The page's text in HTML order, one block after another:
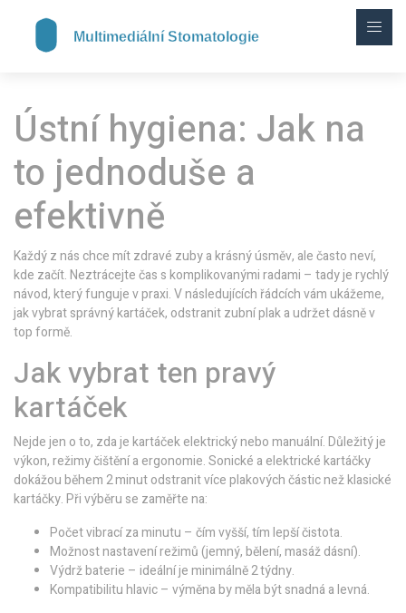
Ústní hygiena: Jak na
to jednoduše a
efektivně
Každý z nás chce mít zdravé zuby a krásný úsměv, ale často neví,
kde začít. Neztrácejte čas s komplikovanými radami – tady je rychlý
návod, který funguje v praxi. V následujících řádcích vám ukážeme,
jak vybrat správný kartáček, odstranit zubní plak a udržet dásně v
top formě.
Jak vybrat ten pravý
kartáček
Nejde jen o to, zda je kartáček elektrický nebo manuální. Důležitý je
výkon, režimy čištění a ergonomie. Sonické a elektrické kartáčky
dokážou během 2 minut odstranit více plakových částic než klasické
kartáčky. Při výběru se zaměřte na:
Počet vibrací za minutu – čím vyšší, tím lepší čistota.
Možnost nastavení režimů (jemný, bělení, masáž dásní).
Výdrž baterie – ideální je minimálně 2 týdny.
Kompatibilitu hlavic – výměna by měla být snadná a levná.